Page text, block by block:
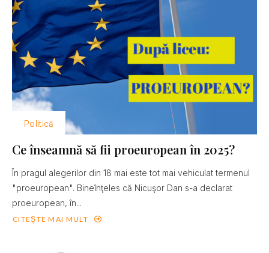
Politică
Ce înseamnă să fii proeuropean în 2025?
În pragul alegerilor din 18 mai este tot mai vehiculat termenul
"proeuropean". Bineînţeles că Nicuşor Dan s-a declarat
proeuropean, în...
CITEȘTE MAI MULT